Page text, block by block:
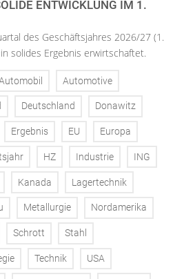
ENTWICKLUNG IM 1.
des Geschäftsjahres 2026/27 (1.
solides Ergebnis erwirtschaftet.
Automotive
Deutschland Donawitz
Ergebnis EU Europa
HZ Industrie ING
Kanada Lagertechnik
Metallurgie Nordamerika
Schrott Stahl
Technik USA